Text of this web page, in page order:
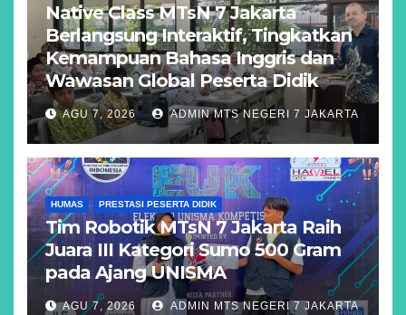
Native Class MTsN 7 Jakarta
Berlangsung Interaktif, Tingkatkan
Kemampuan Bahasa Inggris dan
Wawasan Global Peserta Didik
AGU 7, 2026 ADMIN MTS NEGERI 7 JAKARTA
HUMAS PRESTASI PESERTA DIDIK
Tim Robotik MTsN 7 Jakarta Raih
Juara III Kategori Sumo 500 Gram
pada Ajang UNISMA
AGU 7, 2026 ADMIN MTS NEGERI 7 JAKARTA